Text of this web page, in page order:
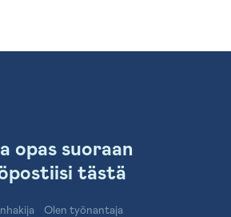
opas suoraan
tästä
Olen työnantaja